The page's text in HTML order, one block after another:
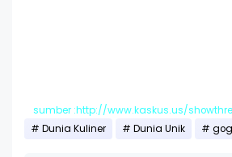
sumber :http://www.kaskus.us/
Dunia Kuliner
Dunia Unik